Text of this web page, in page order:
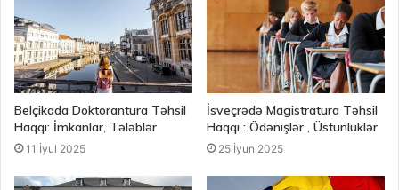
Belçikada Doktorantura Təhsil
Haqqı: İmkanlar, Tələblər
11 İyul 2025
İsveçrədə Magistratura Təhsil
Haqqı : Ödənişlər , Üstünlüklər
25 İyun 2025